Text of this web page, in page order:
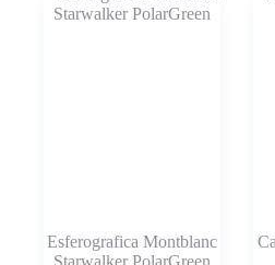
Esferografica Montblanc